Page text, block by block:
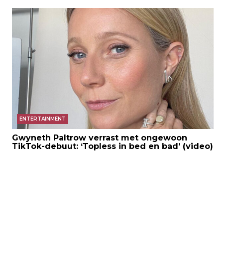
ENTERTAINMENT
Gwyneth Paltrow verrast met ongewoon
TikTok-debuut: ‘Topless in bed en bad’ (video)